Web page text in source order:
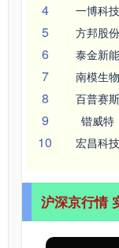
4 一博科技
5 方邦股份
6 泰金新能
7 南模生物
8 百普赛斯
9 锴威特
10 宏昌科技
沪深京行情